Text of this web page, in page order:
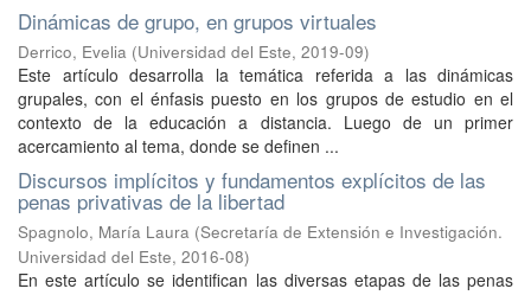
Dinámicas de grupo, en grupos virtuales
Derrico, Evelia (Universidad del Este, 2019-09)
Este artículo desarrolla la temática referida a las dinámicas
grupales, con el énfasis puesto en los grupos de estudio en el
contexto de la educación a distancia. Luego de un primer
acercamiento al tema, donde se definen ...
Discursos implícitos y fundamentos explícitos de las
penas privativas de la libertad
Spagnolo, María Laura (Secretaría de Extensión e Investigación.
Universidad del Este, 2016-08)
En este artículo se identifican las diversas etapas de las penas